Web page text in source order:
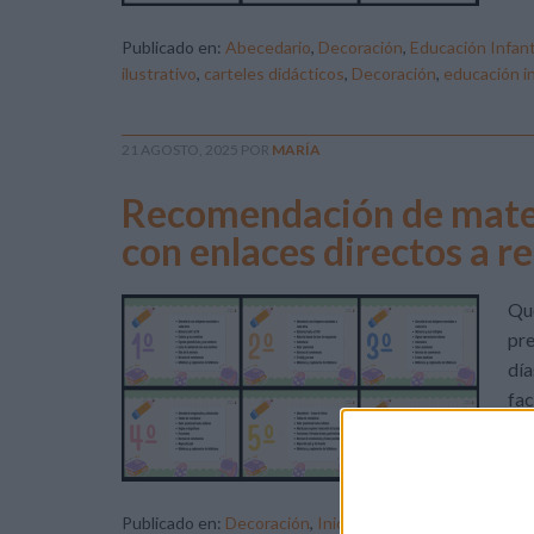
Publicado en: Abecedario, Decoración, Educación
ilustrativo, carteles didácticos, Decoración, educación
21 AGOSTO, 2025 POR MARÍA
Recomendación de
con enlaces directos a
Publicado en: Decoración, Inicio de curso Para